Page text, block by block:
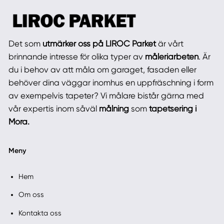
Det som utmärker oss på LIROC Parketär vårt
brinnande intresse för olika typer av måleriarbeten. Är
du i behov av att måla om garaget, fasaden eller
behöver dina väggar inomhus en uppfräschning i form
av exempelvis tapeter? Vi målare bistår gärna med
vår expertis inom såväl målning som tapetsering i
Mora.
Meny
Hem
Om oss
Kontakta oss